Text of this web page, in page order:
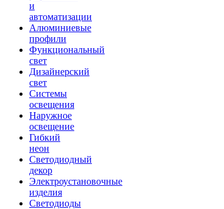
и
автоматизации
Алюминиевые
профили
Функциональный
свет
Дизайнерский
свет
Системы
освещения
Наружное
освещение
Гибкий
неон
Светодиодный
декор
Электроустановочные
изделия
Светодиоды